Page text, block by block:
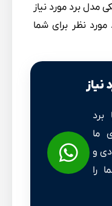
مدل برد مورد نیاز
مورد نظر برای شما
نیاز
برد
ما
و
را